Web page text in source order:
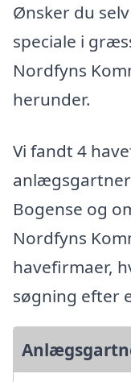
Ønsker du
speciale i
Nordfyns
herunder.
Vi fandt 4
Bogense og
Nordfyns
havefirmaer,
søgning efter